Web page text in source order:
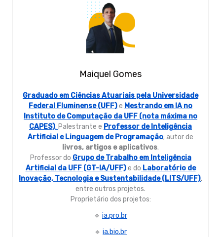
Maiquel Gomes
Graduado em Ciências Atuariais pela Universidade
Federal Fluminense (UFF)e Mestrando em IA no
Instituto de Computação da UFF (nota máxima no
CAPES). Palestrante e Professor de Inteligência
Artificial e Linguagem de Programação; autor de
livros, artigos e aplicativos.
Professor do Grupo de Trabalho em Inteligência
Artificial da UFF (GT-IA/UFF)e do Laboratório de
Inovação, Tecnologia e Sustentabilidade (LITS/UFF),
entre outros projetos.
Proprietário dos projetos:
🔹 ia.pro.br
🔹 ia.bio.br